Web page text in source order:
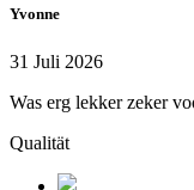
Yvonne
31 Juli 2026
Was erg lekker zeker
Qualität